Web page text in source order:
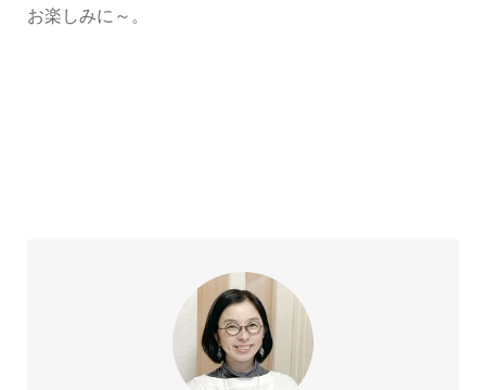
お楽しみに～。